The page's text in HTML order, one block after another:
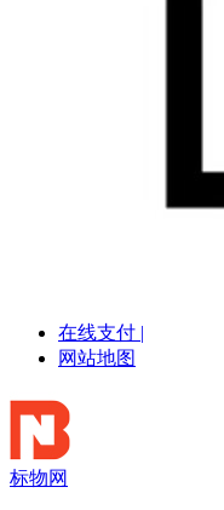
在线支付 |
网站地图
标物网